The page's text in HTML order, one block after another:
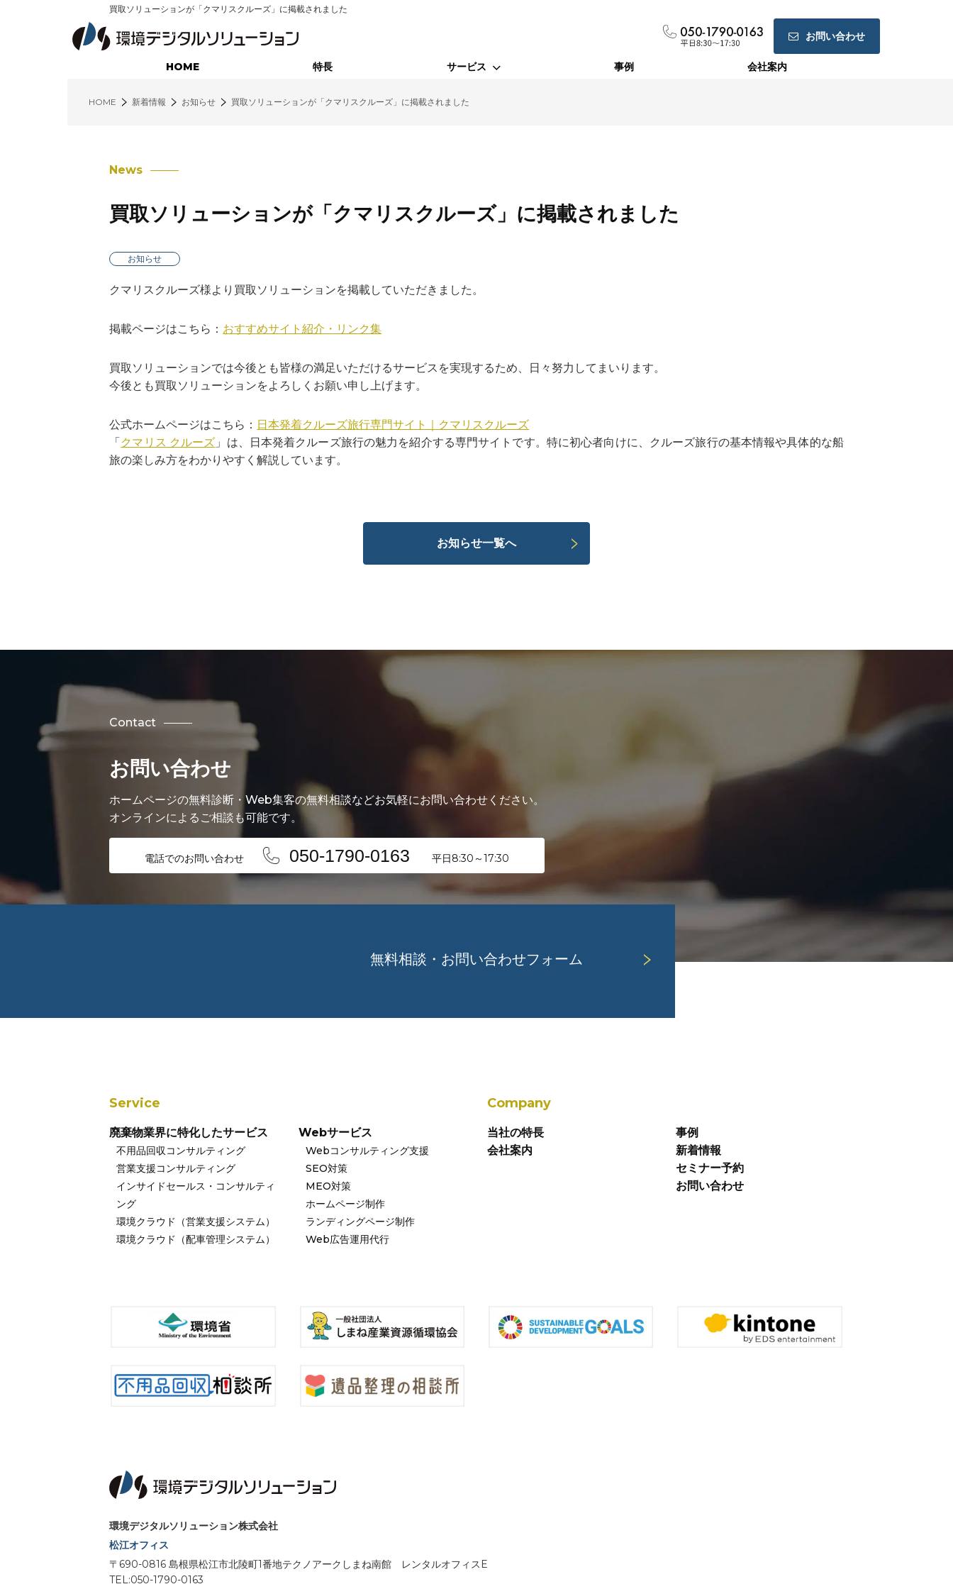
買取ソリューションが「クマリスクルーズ」に掲載されました
お問い合わせ
HOME 特長 サービス
インサイドセールス・コンサルティング
環境クラウド（営業支援システム）
環境クラウド（配車管理システム）
MEO対策
事例 会社案内
HOME 新着情報 お知らせ 買取ソリューションが「クマリスクルーズ」に掲載されました
News
買取ソリューションが「クマリスクルーズ」に掲載されました
お知らせ
クマリスクルーズ様より買取ソリューションを掲載していただきました。
掲載ページはこちら： おすすめサイト紹介・リンク集
買取ソリューションでは今後とも皆様の満足いただけるサービスを実現するため、日々努力してまいります。
今後とも買取ソリューションをよろしくお願い申し上げます。
公式ホームページはこちら： 日本発着クルーズ旅行専門サイト｜クマリスクルーズ
「クマリス クルーズ 」は、日本発着クルーズ旅行の魅力を紹介する専門サイトです。特に初心者向けに、クルーズ旅行の基本情報や具体的な船
旅の楽しみ方をわかりやすく解説しています。
お知らせ一覧へ
Contact
お問い合わせ
ホームページの無料診断・Web集客の無料相談などお気軽にお問い合わせください。
オンラインによるご相談も可能です。
電話でのお問い合わせ 050-1790-0163 平日8:30～17:30
無料相談・お問い合わせフォーム
Service
廃棄物業界に特化したサービス
不用品回収コンサルティング
営業支援コンサルティング
インサイドセールス・コンサルティ
ング
環境クラウド（営業支援システム）
環境クラウド（配車管理システム）
Webサービス
Webコンサルティング支援
SEO対策
MEO対策
ホームページ制作
ランディングページ制作
Web広告運用代行
Company
当社の特長
会社案内
事例
新着情報
セミナー予約
お問い合わせ
環境デジタルソリューション株式会社
松江オフィス
〒690-0816 島根県松江市北陵町1番地テクノアークしまね南館 レンタルオフィスE
TEL:050-1790-0163